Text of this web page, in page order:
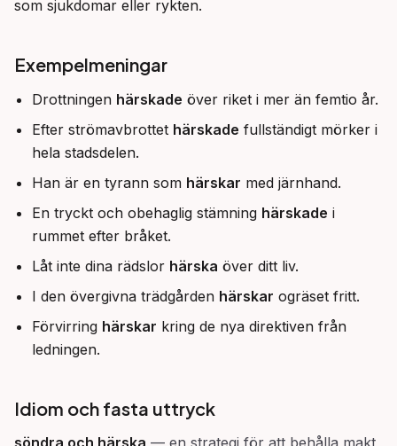
som sjukdomar eller rykten.
Exempelmeningar
Drottningen härskade över riket i mer än femtio år.
Efter strömavbrottet härskade fullständigt mörker i
hela stadsdelen.
Han är en tyrann som härskar med järnhand.
En tryckt och obehaglig stämning härskade i
rummet efter bråket.
Låt inte dina rädslor härska över ditt liv.
I den övergivna trädgården härskar ogräset fritt.
Förvirring härskar kring de nya direktiven från
ledningen.
Idiom och fasta uttryck
söndra och härska — en strategi för att behålla makt